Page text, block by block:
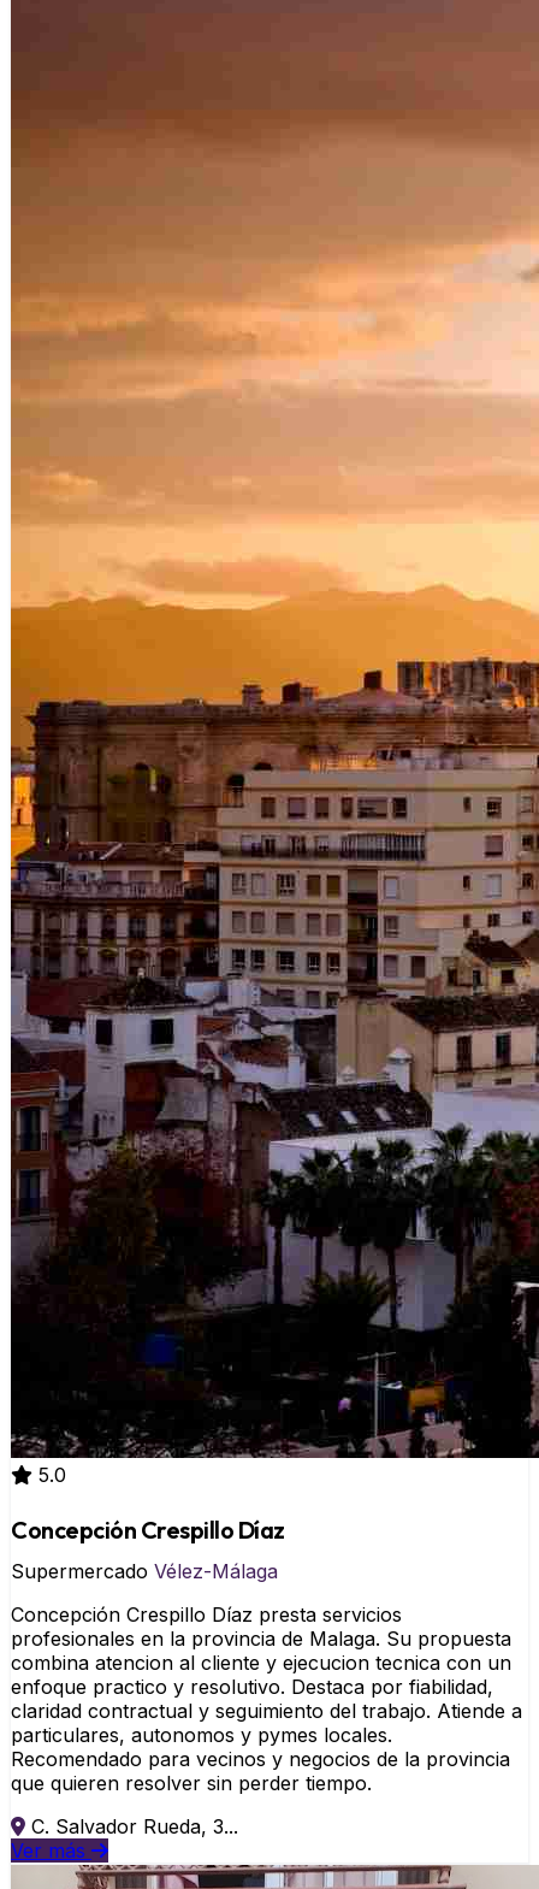
5.0
Concepción Crespillo Díaz
Supermercado Vélez-Málaga
Concepción Crespillo Díaz presta servicios
profesionales en la provincia de Malaga. Su propuesta
combina atencion al cliente y ejecucion tecnica con un
enfoque practico y resolutivo. Destaca por fiabilidad,
claridad contractual y seguimiento del trabajo. Atiende a
particulares, autonomos y pymes locales.
Recomendado para vecinos y negocios de la provincia
que quieren resolver sin perder tiempo.
C. Salvador Rueda, 3...
Ver más